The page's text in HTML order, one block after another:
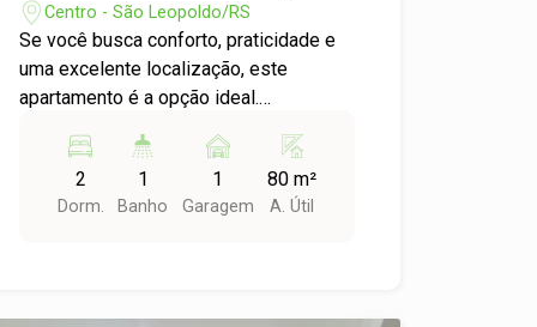
Centro - São Leopoldo/RS
Se você busca conforto, praticidade e
uma excelente localização, este
apartamento é a opção ideal.
o imóvel oferece ambientes amplos,
bem distribuídos e equipados para
proporcionar mais qualidade de vida no
2
Dorm.
1
Banho
1
Garagem
80 m²
A. Útil